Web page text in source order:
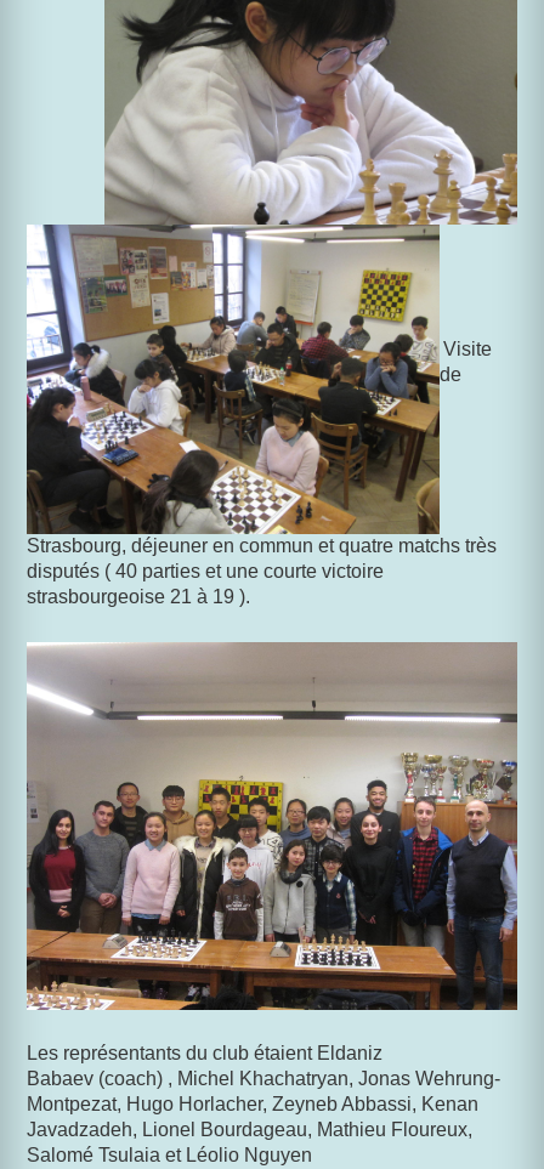
Visite
de
Strasbourg, déjeuner en commun et quatre matchs très
disputés ( 40 parties et une courte victoire
strasbourgeoise 21 à 19 ).
Les représentants du club étaient Eldaniz
Babaev (coach) , Michel Khachatryan, Jonas Wehrung-
Montpezat, Hugo Horlacher, Zeyneb Abbassi, Kenan
Javadzadeh, Lionel Bourdageau, Mathieu Floureux,
Salomé Tsulaia et Léolio Nguyen